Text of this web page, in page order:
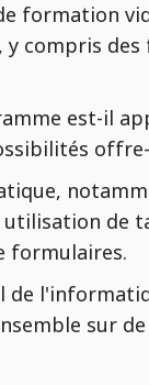
formation
compris des
est-il
utilisation de
formulaires.
de
sur